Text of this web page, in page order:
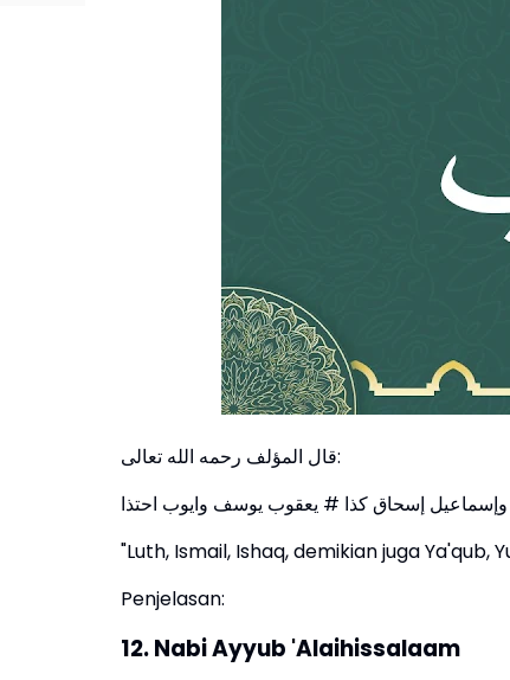
قال المؤلف رحمه الله تعالى:
إسحاق كذا # يعقوب يوسف وايوب احتذا
"Luth, Ismail, Ishaq, demikian juga Ya'qub,
Penjelasan:
12. Nabi Ayyub 'Alaihissalaam